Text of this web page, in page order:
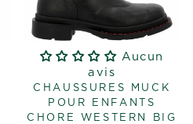
Aucun
avis
CHAUSSURES MUCK
POUR ENFANTS
CHORE WESTERN BIG